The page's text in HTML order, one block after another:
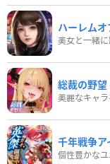
ハーレム
美女と一緒
総裁の野
美麗なキャ
千年戦争ア
個性豊かな